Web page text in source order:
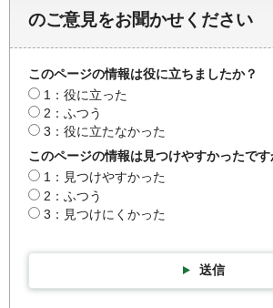
のご意見をお聞かせください
このページの情報は役に立ちましたか？
1：役に立った
2：ふつう
3：役に立たなかった
このページの情報は見つけやすかったです
1：見つけやすかった
2：ふつう
3：見つけにくかった
送信